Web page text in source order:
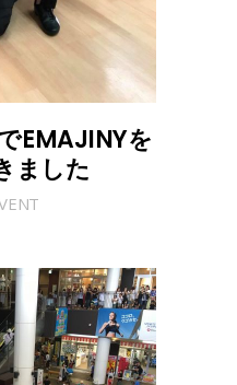
EMAJINYを
ました